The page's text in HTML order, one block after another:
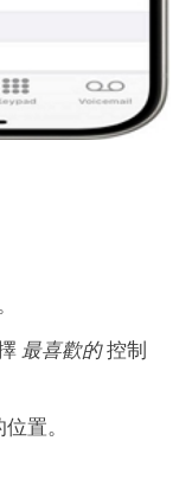
最喜歡的控制
置。